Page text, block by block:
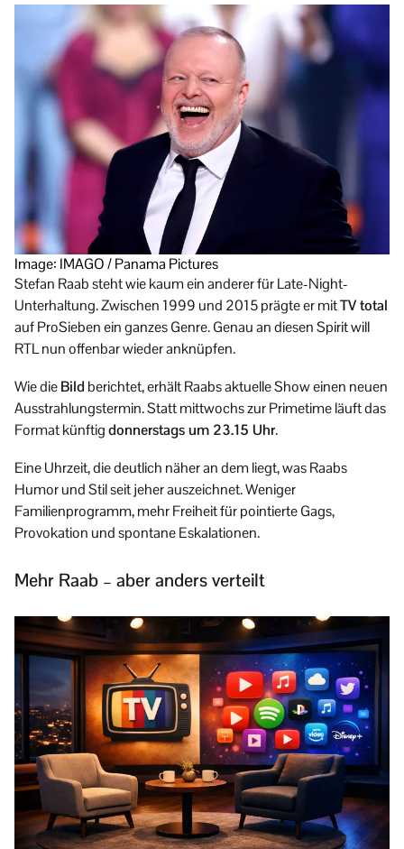
Image: IMAGO / Panama Pictures
Stefan Raab steht wie kaum ein anderer für Late-Night-
Unterhaltung. Zwischen 1999 und 2015 prägte er mitTV total
auf ProSieben ein ganzes Genre. Genau an diesen Spirit will
RTL nun offenbar wieder anknüpfen.
Wie dieBild berichtet, erhält Raabs aktuelle Show einen neuen
Ausstrahlungstermin. Statt mittwochs zur Primetime läuft das
Format künftigdonnerstags um 23.15 Uhr.
Eine Uhrzeit, die deutlich näher an dem liegt, was Raabs
Humor und Stil seit jeher auszeichnet. Weniger
Familienprogramm, mehr Freiheit für pointierte Gags,
Provokation und spontane Eskalationen.
Mehr Raab – aber anders verteilt